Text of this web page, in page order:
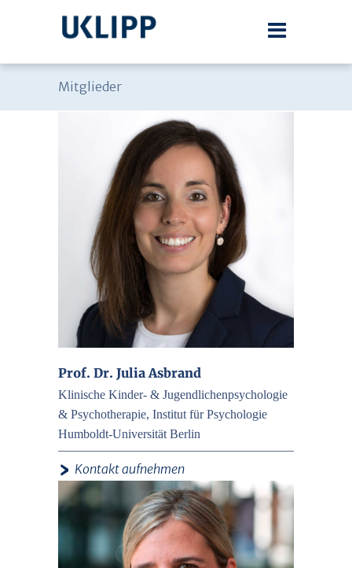
Mitglieder
Prof. Dr. Julia Asbrand
Klinische Kinder- & Jugendlichenpsychologie
& Psychotherapie, Institut für Psychologie
Humboldt-Universität Berlin
› Kontakt aufnehmen